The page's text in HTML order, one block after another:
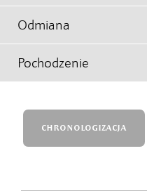
Odmiana
Pochodzenie
CHRONOLOGIZACJA